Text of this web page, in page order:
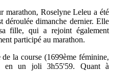
marathon, Roselyne Leleu a été
déroulée dimanche dernier. Elle
fille, qui a rejoint également
participé au marathon.
la course (1699ème féminine,
en un joli 3h55'59. Quant à